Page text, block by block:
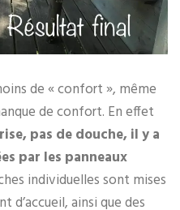
de « confort », même
de confort. En effet
pas de douche, il y a
par les panneaux
individuelles sont mises
d’accueil, ainsi que des